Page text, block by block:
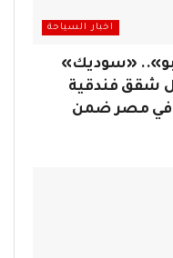
اخبار السياحة
«سوديك»
شقق فندقية
في مصر ضمن